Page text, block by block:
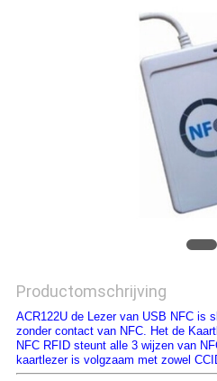
Productomschrijving
ACR122U de Lezer van USB NFC is
zonder contact van NFC. Het de
NFC RFID steunt alle 3 wijzen van
kaartlezer is volgzaam met zowel